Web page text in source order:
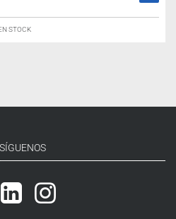
STOCK
SÍGUENOS
Linkedin
Instagram